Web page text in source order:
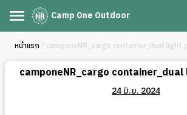
Camp One Outdoor
หน้าแรก / camponeNR_cargo container_dual light
camponeNR_cargo
24 มิ.ย. 2024